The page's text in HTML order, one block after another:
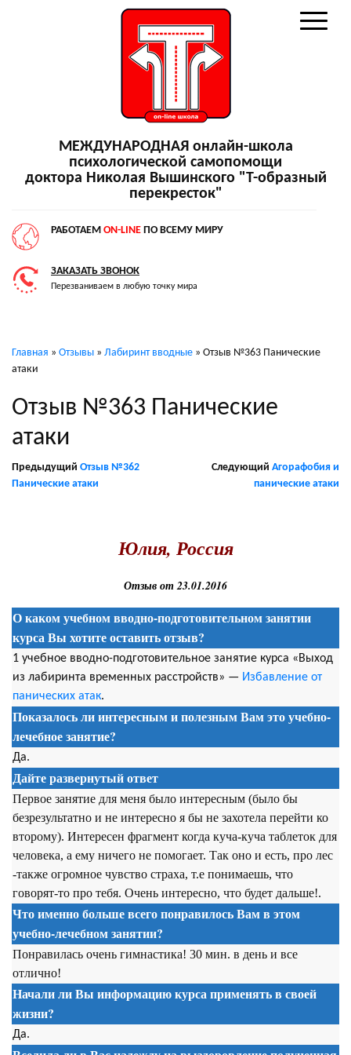
МЕЖДУНАРОДНАЯ онлайн-школа
психологической самопомощи
доктора Николая Вышинского "Т-образный
перекресток"
РАБОТАЕМ ON-LINE ПО ВСЕМУ МИРУ
ЗАКАЗАТЬ ЗВОНОК
Перезваниваем в любую точку мира
Главная » Отзывы » Лабиринт вводные » Отзыв №363 Панические
атаки
Отзыв №363 Панические
атаки
Предыдущий Отзыв №362
Панические атаки
Следующий Агорафобия и
панические атаки
Юлия, Россия
Отзыв от 23.01.2016
О каком учебном вводно-подготовительном занятии
курса Вы хотите оставить отзыв?
1 учебное вводно-подготовительное занятие курса «Выход
из лабиринта временных расстройств» — Избавление от
панических атак.
Показалось ли интересным и полезным Вам это учебно-
лечебное занятие?
Да.
Дайте развернутый ответ
Первое занятие для меня было интересным (было бы
безрезультатно и не интересно я бы не захотела перейти ко
второму). Интересен фрагмент когда куча-куча таблеток для
человека, а ему ничего не помогает. Так оно и есть, про лес
-также огромное чувство страха, т.е понимаешь, что
говорят-то про тебя. Очень интересно, что будет дальше!.
Что именно больше всего понравилось Вам в этом
учебно-лечебном занятии?
Понравилась очень гимнастика! 30 мин. в день и все
отлично!
Начали ли Вы информацию курса применять в своей
жизни?
Да.